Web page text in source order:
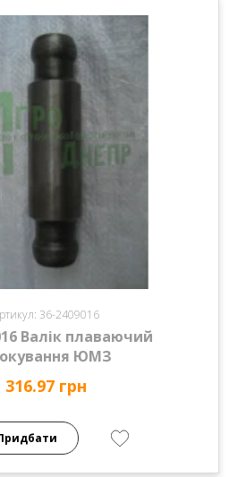
36-2409016
Валік плаваючий
ЮМЗ
316.97 грн